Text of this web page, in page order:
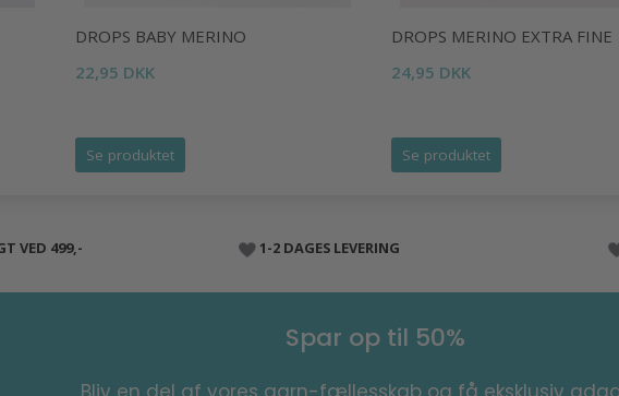
DROPS BABY MERINO
22,95 DKK
Se produktet
DROPS MERINO EXTRA FINE
24,95 DKK
Se produktet
VED 499,- 1-2 DAGES LEVERING
Spar op til 50%